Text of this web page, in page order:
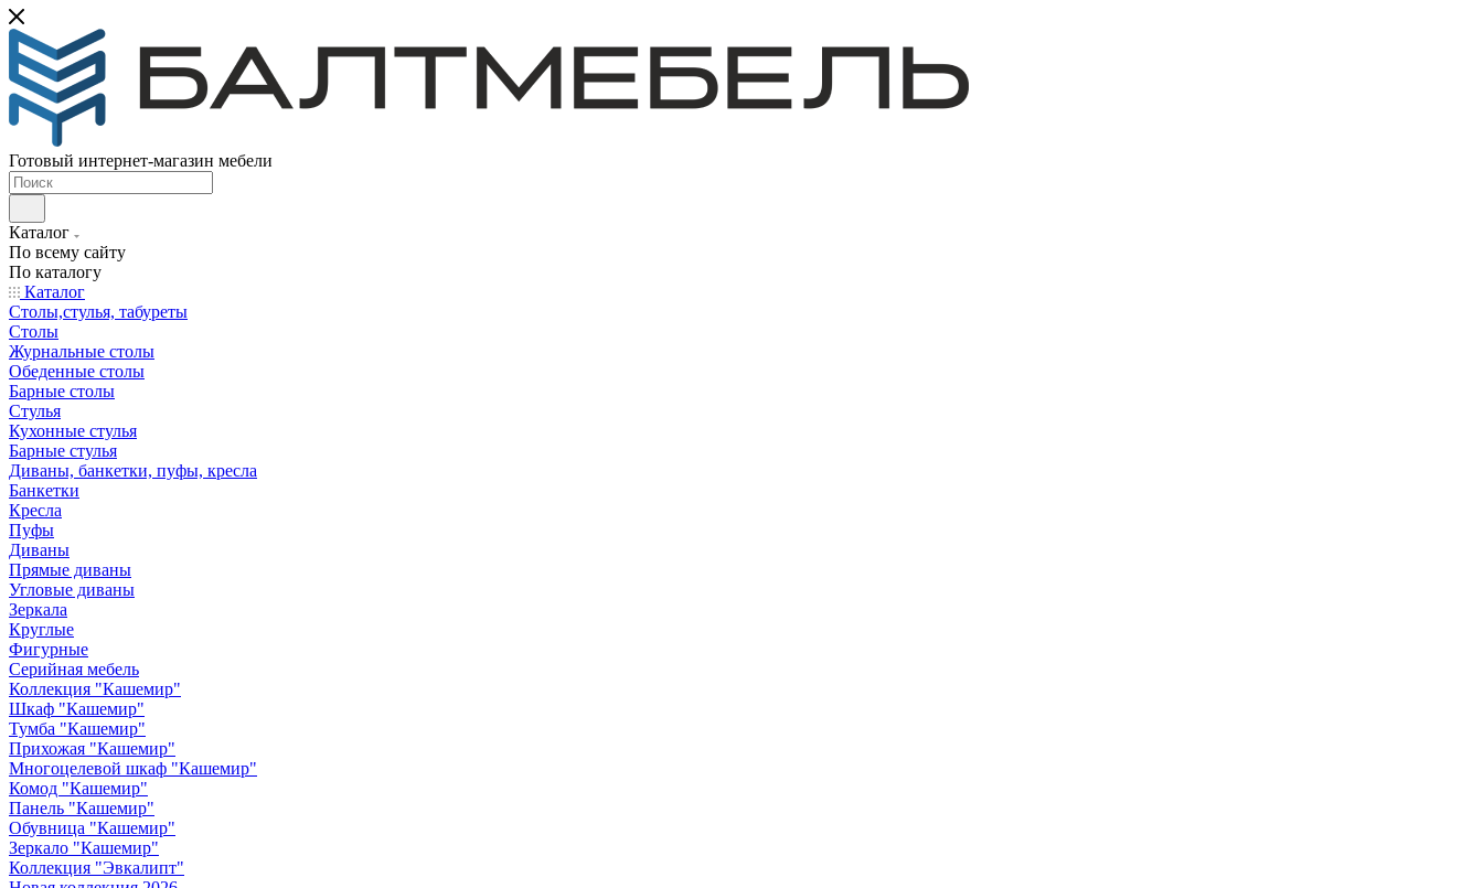
Готовый интернет-магазин мебели
Каталог
По всему сайту
По каталогу
Каталог
Столы,стулья, табуреты
Столы
Журнальные столы
Обеденные столы
Барные столы
Стулья
Кухонные стулья
Барные стулья
Диваны, банкетки, пуфы, кресла
Банкетки
Кресла
Пуфы
Диваны
Прямые диваны
Угловые диваны
Зеркала
Круглые
Фигурные
Серийная мебель
Коллекция "Кашемир"
Шкаф "Кашемир"
Тумба "Кашемир"
Прихожая "Кашемир"
Многоцелевой шкаф "Кашемир"
Комод "Кашемир"
Панель "Кашемир"
Обувница "Кашемир"
Зеркало "Кашемир"
Коллекция "Эвкалипт"